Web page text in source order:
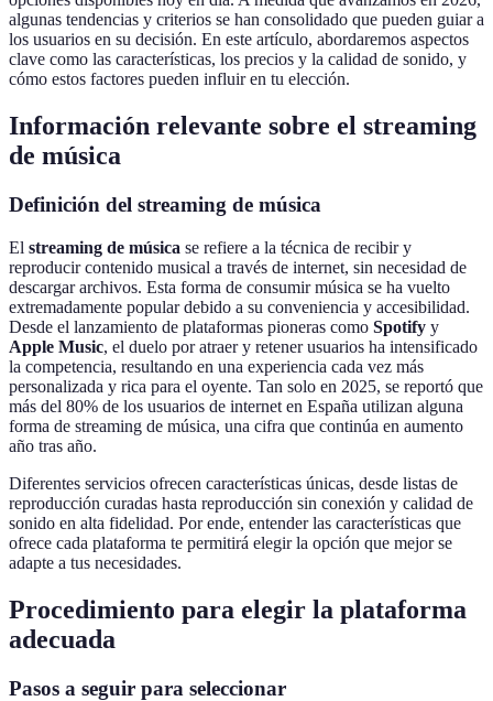
algunas tendencias y criterios se han consolidado que pueden guiar a
los usuarios en su decisión. En este artículo, abordaremos aspectos
clave como las características, los precios y la calidad de sonido, y
cómo estos factores pueden influir en tu elección.
Información relevante sobre el streaming
de música
Definición del streaming de música
El streaming de música se refiere a la técnica de recibir y
reproducir contenido musical a través de internet, sin necesidad de
descargar archivos. Esta forma de consumir música se ha vuelto
extremadamente popular debido a su conveniencia y accesibilidad.
Desde el lanzamiento de plataformas pioneras como Spotify y
Apple Music, el duelo por atraer y retener usuarios ha intensificado
la competencia, resultando en una experiencia cada vez más
personalizada y rica para el oyente. Tan solo en 2025, se reportó que
más del 80% de los usuarios de internet en España utilizan alguna
forma de streaming de música, una cifra que continúa en aumento
año tras año.
Diferentes servicios ofrecen características únicas, desde listas de
reproducción curadas hasta reproducción sin conexión y calidad de
sonido en alta fidelidad. Por ende, entender las características que
ofrece cada plataforma te permitirá elegir la opción que mejor se
adapte a tus necesidades.
Procedimiento para elegir la plataforma
adecuada
Pasos a seguir para seleccionar